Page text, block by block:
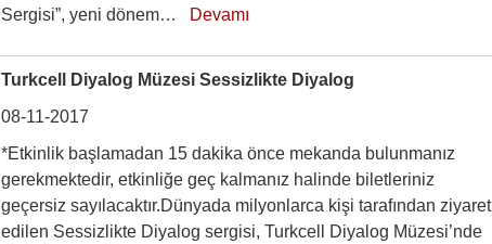
Sergisi”, yeni dönem…
Devamı
Turkcell Diyalog Müzesi Sessizlikte Diyalog
08-11-2017
*Etkinlik başlamadan 15 dakika önce mekanda bulunmanız
gerekmektedir, etkinliğe geç kalmanız halinde biletleriniz
geçersiz sayılacaktır.Dünyada milyonlarca kişi tarafından ziyaret
edilen Sessizlikte Diyalog sergisi, Turkcell Diyalog Müzesi’nde